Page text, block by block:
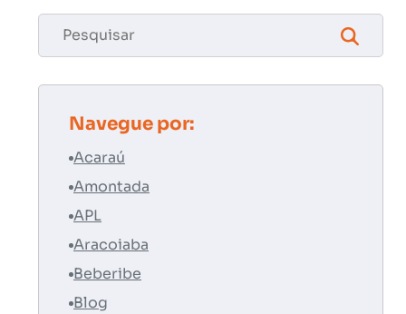
Navegue por:
Acaraú
Amontada
APL
Aracoiaba
Beberibe
Blog